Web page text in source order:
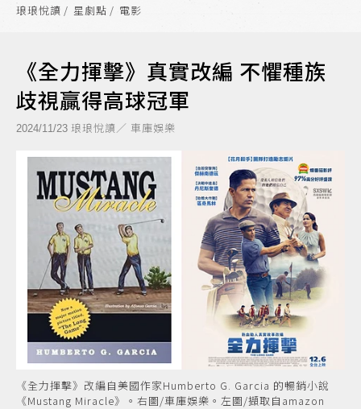
琅琅悅讀 星劇點 電影
《全力揮擊》真實改編 不懼種族
歧視贏得高球冠軍
2024/11/23 琅琅悅讀／ 車庫娛樂
《全力揮擊》改編自美國作家Humberto G. Garcia 的暢銷小說
《Mustang Miracle》。右圖/車庫娛樂。左圖/擷取自amazon